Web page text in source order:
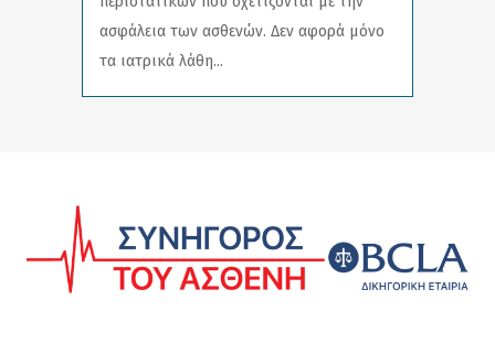
ασφάλεια των ασθενών. Δεν αφορά μόνο
τα ιατρικά λάθη...